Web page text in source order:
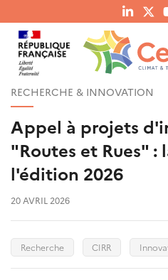
menu
social
links
RECHERCHER UN MOT-CLÉ, UNE
QUE RECHERCHEZ-VOUS ?
RECHERCHE & INNOVATION
Appel à projets
"Routes et Rues" :
l'édition 2026
20 AVRIL 2026
Recherche CIRR